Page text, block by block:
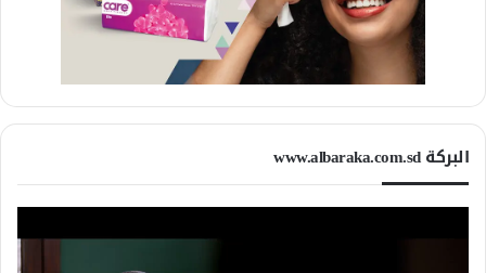
البركة www.albaraka.com.sd